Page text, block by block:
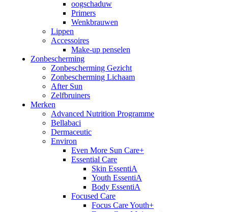
oogschaduw
Primers
Wenkbrauwen
Lippen
Accessoires
Make-up penselen
Zonbescherming
Zonbescherming Gezicht
Zonbescherming Lichaam
After Sun
Zelfbruiners
Merken
Advanced Nutrition Programme
Bellabaci
Dermaceutic
Environ
Even More Sun Care+
Essential Care
Skin EssentiA
Youth EssentiA
Body EssentiA
Focused Care
Focus Care Youth+